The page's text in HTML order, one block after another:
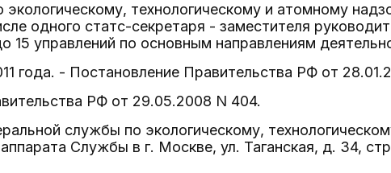
технологическому и атомному
одного статс-секретаря - заместителя
15 управлений по основным направлениям
года. - Постановление Правительства РФ от
РФ от 29.05.2008 N 404.
службы по экологическому,
Службы в г. Москве, ул. Таганская, д. 34,